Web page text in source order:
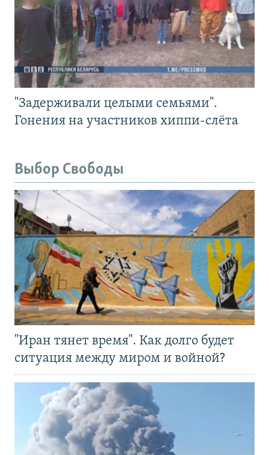
"Задерживали целыми семьями".
Гонения на участников хиппи-слёта
Выбор Свободы
"Иран тянет время". Как долго будет
ситуация между миром и войной?